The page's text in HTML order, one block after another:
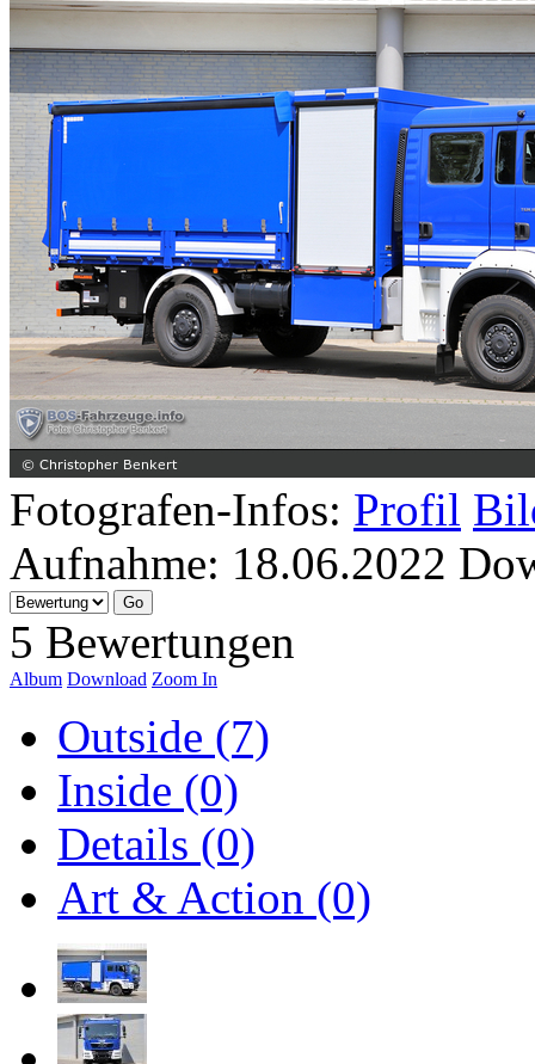
Fotografen-Infos: Profil
Aufnahme: 18.06.2022
5 Bewertungen
Album Download Zoom In
Outside (7)
Inside (0)
Details (0)
Art & Action (0)